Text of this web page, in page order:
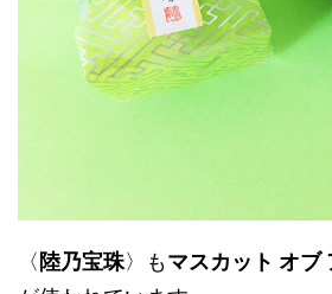
〈陸乃宝珠〉もマスカット オブ